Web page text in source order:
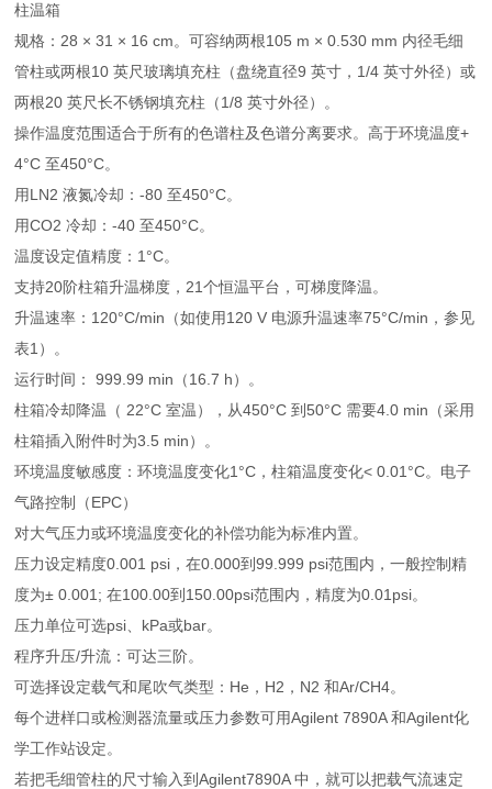
柱温箱
规格：28 × 31 × 16 cm。可容纳两根105 m × 0.530 mm 内径毛细
管柱或两根10 英尺玻璃填充柱（盘绕直径9 英寸，1/4 英寸外径）或
两根20 英尺长不锈钢填充柱（1/8 英寸外径）。
操作温度范围适合于所有的色谱柱及色谱分离要求。高于环境温度+
4°C 至450°C。
用LN2 液氮冷却：-80 至450°C。
用CO2 冷却：-40 至450°C。
温度设定值精度：1°C。
支持20阶柱箱升温梯度，21个恒温平台，可梯度降温。
升温速率：120°C/min（如使用120 V 电源升温速率75°C/min，参见
表1）。
运行时间： 999.99 min（16.7 h）。
柱箱冷却降温（ 22°C 室温），从450°C 到50°C 需要4.0 min（采用
柱箱插入附件时为3.5 min）。
环境温度敏感度：环境温度变化1°C，柱箱温度变化< 0.01°C。电子
气路控制（EPC）
对大气压力或环境温度变化的补偿功能为标准内置。
压力设定精度0.001 psi，在0.000到99.999 psi范围内，一般控制精
度为± 0.001; 在100.00到150.00psi范围内，精度为0.01psi。
压力单位可选psi、kPa或bar。
程序升压/升流：可达三阶。
可选择设定载气和尾吹气类型：He，H2，N2 和Ar/CH4。
每个进样口或检测器流量或压力参数可用Agilent 7890A 和Agilent化
学工作站设定。
若把毛细管柱的尺寸输入到Agilent7890A 中，就可以把载气流速定